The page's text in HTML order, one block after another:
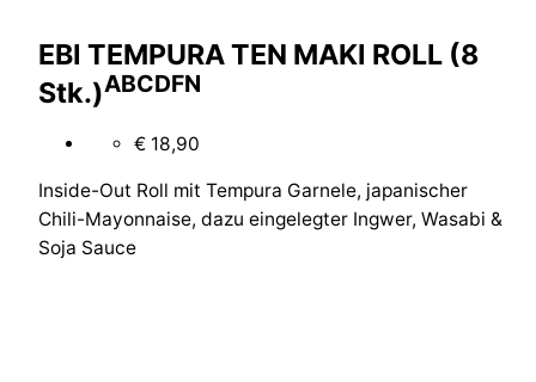
EBI TEMPURA TEN MAKI ROLL (8
Stk.)ABCDFN
€ 18,90
Inside-Out Roll mit Tempura Garnele, japanischer
Chili-Mayonnaise, dazu eingelegter Ingwer, Wasabi &
Soja Sauce